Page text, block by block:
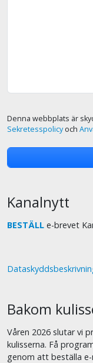
Denna webbplats är
Sekretesspolicyoch
Kanalnytt
BESTÄLL e-brevet
Bakom
Våren 2026 slutar vi
kulisserna. Få
genom att beställa